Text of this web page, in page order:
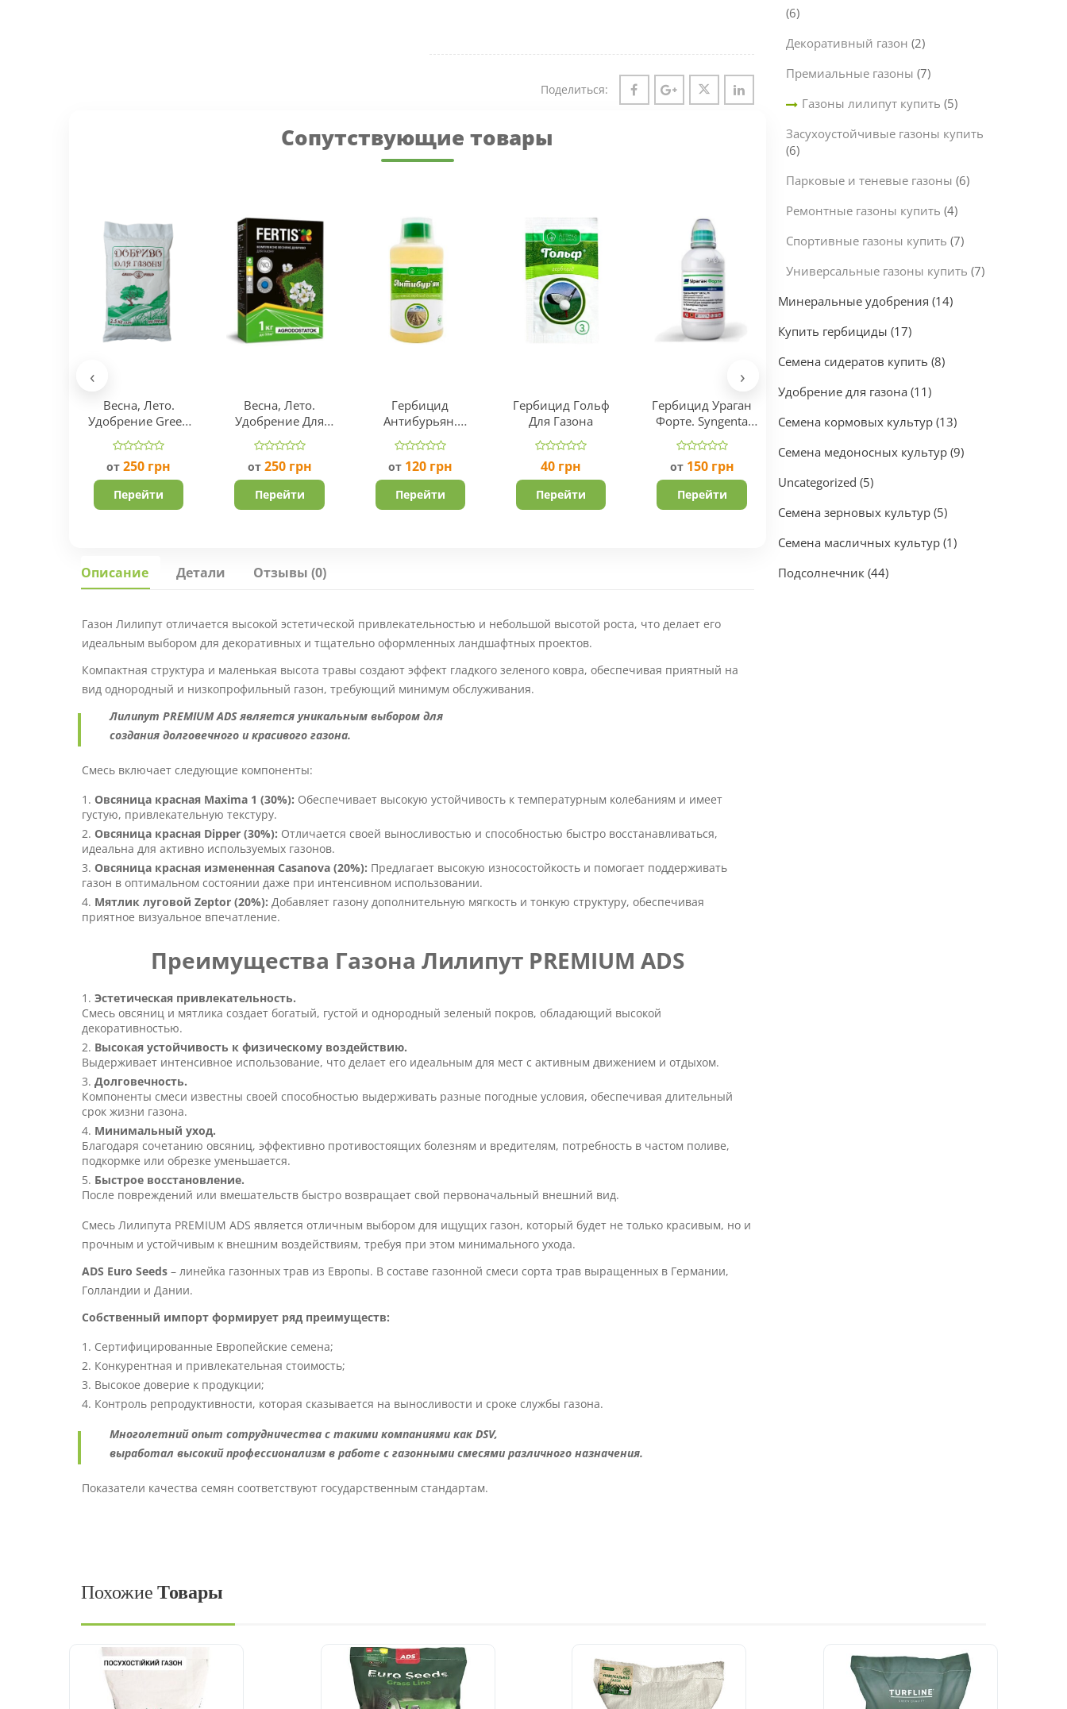
Поделиться:
Сопутствующие товары
Весна, Лето.
Удобрение Green
Field (Украина)
от250 грн
Перейти
Весна, Лето.
Удобрение Для
Газон Fertis NPK
17.6.11
от 250 грн
Перейти
Гербицид
Антибурьян.
Производитель
Укравит.
от 120 грн
Перейти
Гербицид Гольф
Для Газона
40 грн
Перейти
Гербицид Ураган
Форте. Syngenta
Швейцария.
от 150 грн
Перейти
Удобрение Для
Газона Против
15.0.0+Fe
Перейти
Хвойных И
Растений Fertis
‹ ›
Описание Детали Отзывы (0)
Газон Лилипут отличается высокой эстетической привлекательностью и небольшой высотой роста, что делает его
идеальным выбором для декоративных и тщательно оформленных ландшафтных проектов.
Компактная структура и маленькая высота травы создают эффект гладкого зеленого ковра, обеспечивая приятный на
вид однородный и низкопрофильный газон, требующий минимум обслуживания.
Лилипут PREMIUM ADS является уникальным выбором для
создания долговечного и красивого газона.
Смесь включает следующие компоненты:
Овсяница красная Maxima 1 (30%): Обеспечивает высокую устойчивость к температурным колебаниям и имеет
густую, привлекательную текстуру.
Овсяница красная Dipper (30%): Отличается своей выносливостью и способностью быстро восстанавливаться,
идеальна для активно используемых газонов.
Овсяница красная измененная Casanova (20%): Предлагает высокую износостойкость и помогает поддерживать
газон в оптимальном состоянии даже при интенсивном использовании.
Мятлик луговой Zeptor (20%): Добавляет газону дополнительную мягкость и тонкую структуру, обеспечивая
приятное визуальное впечатление.
Преимущества Газона Лилипут PREMIUM ADS
Эстетическая привлекательность.
Смесь овсяниц и мятлика создает богатый, густой и однородный зеленый покров, обладающий высокой
декоративностью.
Высокая устойчивость к физическому воздействию.
Выдерживает интенсивное использование, что делает его идеальным для мест с активным движением и отдыхом.
Долговечность.
Компоненты смеси известны своей способностью выдерживать разные погодные условия, обеспечивая длительный
срок жизни газона.
Минимальный уход.
Благодаря сочетанию овсяниц, эффективно противостоящих болезням и вредителям, потребность в частом поливе,
подкормке или обрезке уменьшается.
Быстрое восстановление.
После повреждений или вмешательств быстро возвращает свой первоначальный внешний вид.
Смесь Лилипута PREMIUM ADS является отличным выбором для ищущих газон, который будет не только красивым, но и
прочным и устойчивым к внешним воздействиям, требуя при этом минимального ухода.
ADS Euro Seeds – линейка газонных трав из Европы. В составе газонной смеси сорта трав выращенных в Германии,
Голландии и Дании.
Собственный импорт формирует ряд преимуществ:
Сертифицированные Европейские семена;
Конкурентная и привлекательная стоимость;
Высокое доверие к продукции;
Контроль репродуктивности, которая сказывается на выносливости и сроке службы газона.
Многолетний опыт сотрудничества с такими компаниями как DSV,
выработал высокий профессионализм в работе с газонными смесями различного назначения.
Показатели качества семян соответствуют государственным стандартам.
(6)
Декоративный газон (2)
Премиальные газоны (7)
Газоны лилипут купить (5)
Засухоустойчивые газоны купить
(6)
Парковые и теневые газоны (6)
Ремонтные газоны купить (4)
Спортивные газоны купить (7)
Универсальные газоны купить (7)
Минеральные удобрения (14)
Купить гербициды (17)
Семена сидератов купить (8)
Удобрение для газона (11)
Семена кормовых культур (13)
Семена медоносных культур (9)
Uncategorized (5)
Семена зерновых культур (5)
Семена масличных культур (1)
Подсолнечник (44)
Похожие Товары